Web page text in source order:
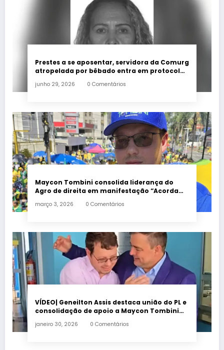
Prestes a se aposentar, servidora da Comurg
atropelada por bêbado entra em protocolo
junho 29, 2026 0 Comentários
Maycon Tombini consolida liderança do
Agro de direita em manifestação “Acorda
março 3, 2026 0 Comentários
VÍDEO| Geneilton Assis destaca união do PL e
consolidação de apoio a Maycon Tombini
janeiro 30, 2026 0 Comentários